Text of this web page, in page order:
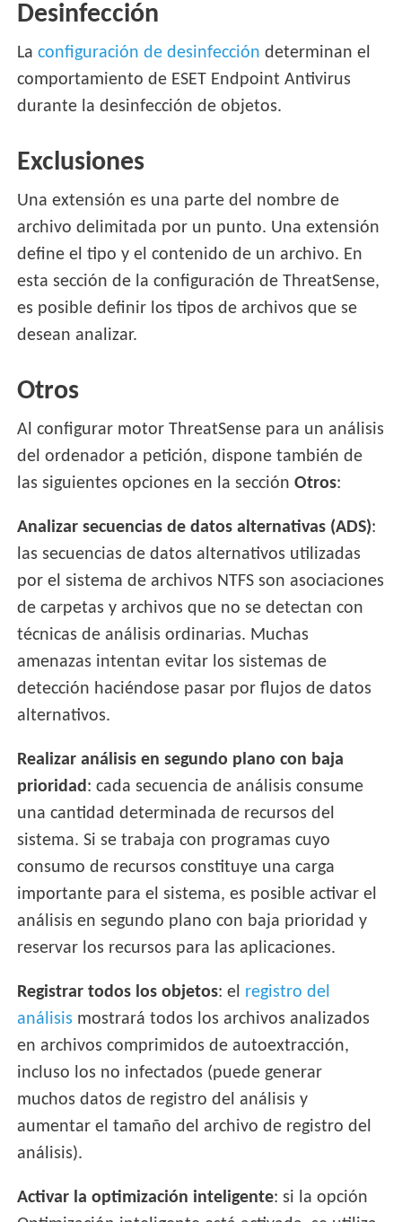
Desinfección
Laconfiguración de desinfección determinan el
comportamiento de ESET Endpoint Antivirus
durante la desinfección de objetos.
Exclusiones
Una extensión es una parte del nombre de
archivo delimitada por un punto. Una extensión
define el tipo y el contenido de un archivo. En
esta sección de la configuración de ThreatSense,
es posible definir los tipos de archivos que se
desean analizar.
Otros
Al configurar motor ThreatSense para un análisis
del ordenador a petición, dispone también de
las siguientes opciones en la secciónOtros:
Analizar secuencias de datos alternativas (ADS):
las secuencias de datos alternativos utilizadas
por el sistema de archivos NTFS son asociaciones
de carpetas y archivos que no se detectan con
técnicas de análisis ordinarias. Muchas
amenazas intentan evitar los sistemas de
detección haciéndose pasar por flujos de datos
alternativos.
Realizar análisis en segundo plano con baja
prioridad : cada secuencia de análisis consume
una cantidad determinada de recursos del
sistema. Si se trabaja con programas cuyo
consumo de recursos constituye una carga
importante para el sistema, es posible activar el
análisis en segundo plano con baja prioridad y
reservar los recursos para las aplicaciones.
Registrar todos los objetos: el registro del
análisis mostrará todos los archivos analizados
en archivos comprimidos de autoextracción,
incluso los no infectados (puede generar
muchos datos de registro del análisis y
aumentar el tamaño del archivo de registro del
análisis).
Activar la optimización inteligente: si la opción